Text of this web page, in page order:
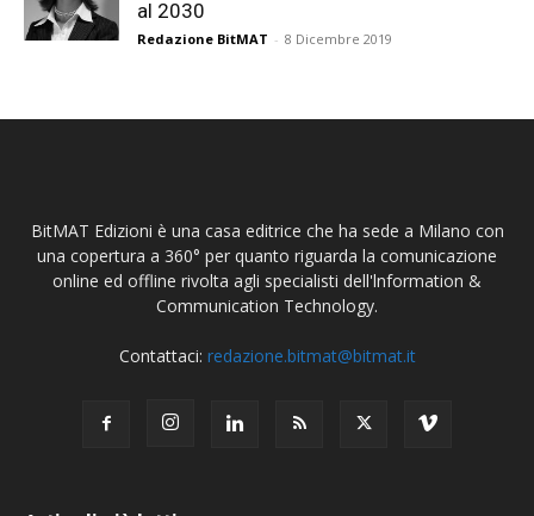
al 2030
Redazione BitMAT - 8 Dicembre 2019
BitMAT Edizioni è una casa editrice che ha sede a Milano con
una copertura a 360° per quanto riguarda la comunicazione
online ed offline rivolta agli specialisti dell'lnformation &
Communication Technology.
Contattaci: redazione.bitmat@bitmat.it